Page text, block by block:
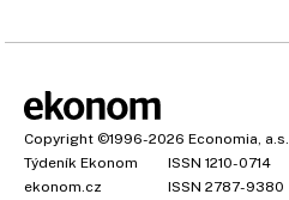
Copyright ©1996-2026 Economia, a.s.
Týdeník Ekonom
ISSN 1210-0714
ekonom.cz
ISSN 2787-9380